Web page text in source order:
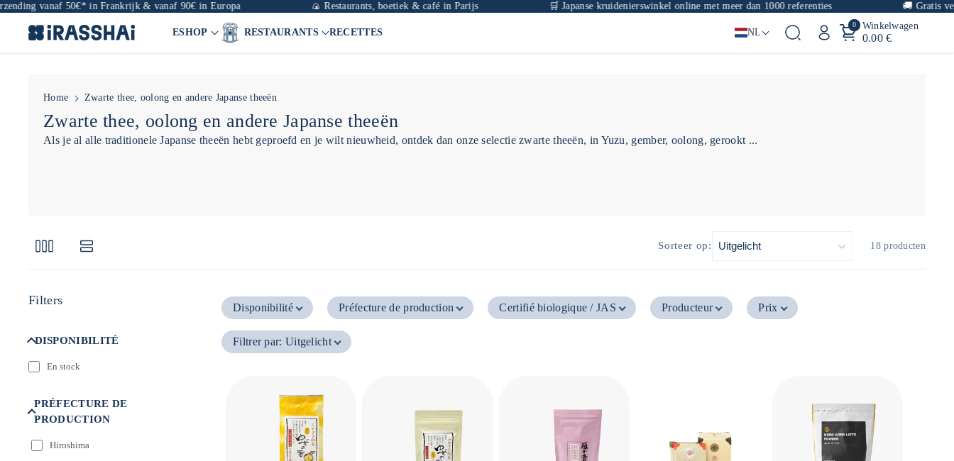
vanaf 50€* in Frankrijk & vanaf 90€ in Europa 🍙 Restaurants, boetiek & café in Parijs 🛒 Japanse kruidenierswinkel online met meer dan 1000 referenties Gratis
ESHOP RESTAURANTS RECETTES NL
0 Winkelwagen
0.00 €
Home Zwarte thee, oolong en andere Japanse theeën
C
o
t
i
e
Zwarte thee, oolong en andere Japanse theeën
Als je al alle traditionele Japanse theeën hebt geproefd en je wilt nieuwheid, ontdek dan onze selectie zwarte theeën, in Yuzu, gember, oolong, gerookt ...
Sorteer op: 18 producten
Filters
DISPONIBILITÉ
En stock
PRÉFECTURE DE
PRODUCTION
Hiroshima
Disponibilité Préfecture de production Certifié biologique / JAS Producteur Prix
Filtrer par: Uitgelicht